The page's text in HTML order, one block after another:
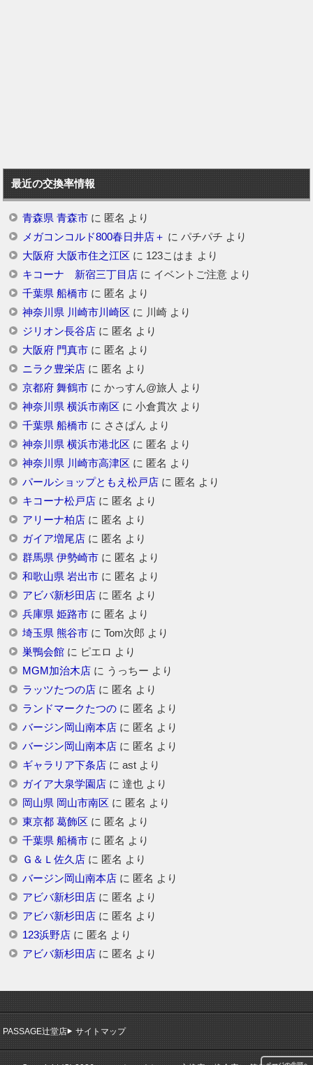
最近の交換率情報
青森県 青森市に 匿名 より
メガコンコルド800春日井店＋ に パチパチ より
大阪府 大阪市住之江区 に 123こはま より
キコーナ 新宿三丁目店に イベントご注意より
千葉県 船橋市に 匿名 より
神奈川県 川崎市川崎区 に 川崎より
ジリオン長谷店に 匿名 より
大阪府 門真市に 匿名 より
ニラク豊栄店に 匿名 より
京都府 舞鶴市に かっすん@旅人 より
神奈川県 横浜市南区 に 小倉貫次 より
千葉県 船橋市に ささぱん より
神奈川県 横浜市港北区 に 匿名 より
神奈川県 川崎市高津区 に 匿名 より
パールショップともえ松戸店に 匿名 より
キコーナ松戸店に 匿名 より
アリーナ柏店に 匿名 より
ガイア増尾店に 匿名 より
群馬県 伊勢崎市に 匿名 より
和歌山県 岩出市に 匿名 より
アビバ新杉田店に 匿名 より
兵庫県 姫路市に 匿名 より
埼玉県 熊谷市に Tom次郎 より
巣鴨会館に ピエロ より
MGM加治木店に うっちー より
ラッツたつの店に 匿名 より
ランドマークたつのに 匿名 より
バージン岡山南本店に 匿名 より
バージン岡山南本店に 匿名 より
ギャラリア下条店に astより
ガイア大泉学園店に 達也より
岡山県 岡山市南区 に 匿名 より
東京都 葛飾区 に 匿名 より
千葉県 船橋市に 匿名 より
Ｇ＆Ｌ佐久店に 匿名 より
バージン岡山南本店に 匿名 より
アビバ新杉田店に 匿名 より
アビバ新杉田店に 匿名 より
123浜野店に 匿名 より
アビバ新杉田店に 匿名 より
PASSAGE辻堂店 サイトマップ